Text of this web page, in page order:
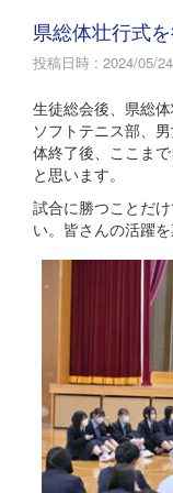
県総体壮行式
投稿日時 : 2024/05/24
生徒総会後、県総
ソフトテニス部、
体終了後、ここま
と思います。
試合に勝つことだ
い。皆さんの活躍を